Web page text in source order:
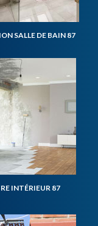
SALLE DE BAIN 87
INTÉRIEUR 87